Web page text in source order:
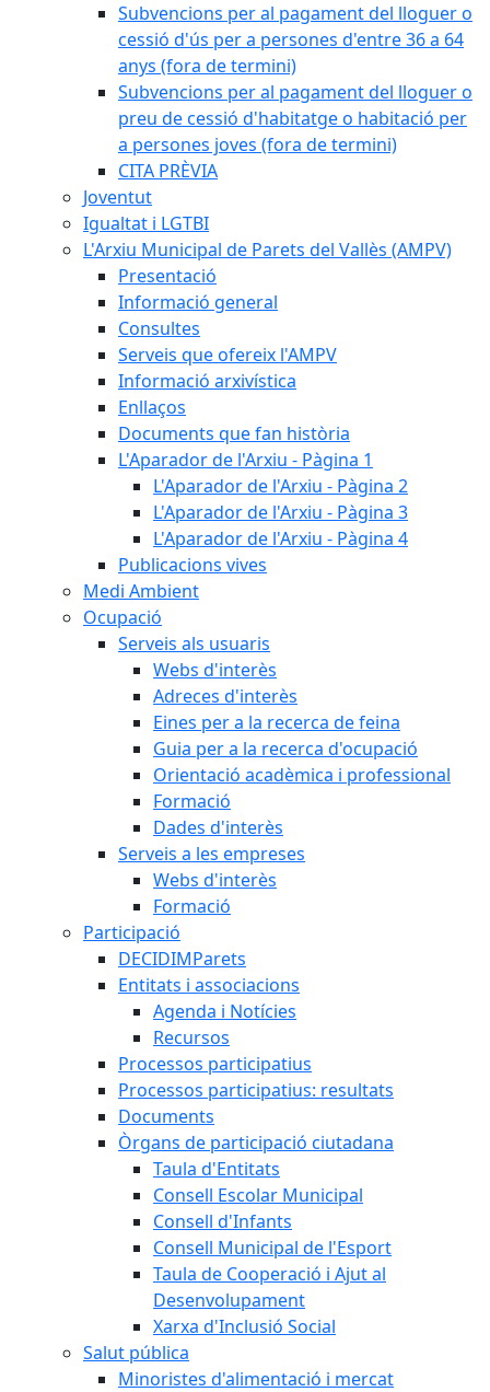
Subvencions per al pagament del lloguer o
cessió d'ús per a persones d'entre 36 a 64
anys (fora de termini)
Subvencions per al pagament del lloguer o
preu de cessió d'habitatge o habitació per
a persones joves (fora de termini)
CITA PRÈVIA
Joventut
Igualtat i LGTBI
L'Arxiu Municipal de Parets del Vallès (AMPV)
Presentació
Informació general
Consultes
Serveis que ofereix l'AMPV
Informació arxivística
Enllaços
Documents que fan història
L'Aparador de l'Arxiu - Pàgina 1
L'Aparador de l'Arxiu - Pàgina 2
L'Aparador de l'Arxiu - Pàgina 3
L'Aparador de l'Arxiu - Pàgina 4
Publicacions vives
Medi Ambient
Ocupació
Serveis als usuaris
Webs d'interès
Adreces d'interès
Eines per a la recerca de feina
Guia per a la recerca d'ocupació
Orientació acadèmica i professional
Formació
Dades d'interès
Serveis a les empreses
Webs d'interès
Formació
Participació
DECIDIMParets
Entitats i associacions
Agenda i Notícies
Recursos
Processos participatius
Processos participatius: resultats
Documents
Òrgans de participació ciutadana
Taula d'Entitats
Consell Escolar Municipal
Consell d'Infants
Consell Municipal de l'Esport
Taula de Cooperació i Ajut al
Desenvolupament
Xarxa d'Inclusió Social
Salut pública
Minoristes d'alimentació i mercat